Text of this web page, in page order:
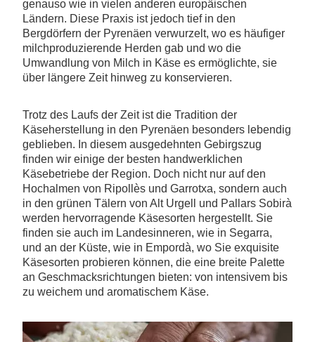
genauso wie in vielen anderen europäischen
Ländern. Diese Praxis ist jedoch tief in den
Bergdörfern der Pyrenäen verwurzelt, wo es häufiger
milchproduzierende Herden gab und wo die
Umwandlung von Milch in Käse es ermöglichte, sie
über längere Zeit hinweg zu konservieren.
Trotz des Laufs der Zeit ist die Tradition der
Käseherstellung in den Pyrenäen besonders lebendig
geblieben. In diesem ausgedehnten Gebirgszug
finden wir einige der besten handwerklichen
Käsebetriebe der Region. Doch nicht nur auf den
Hochalmen von Ripollès und Garrotxa, sondern auch
in den grünen Tälern von Alt Urgell und Pallars Sobirà
werden hervorragende Käsesorten hergestellt. Sie
finden sie auch im Landesinneren, wie in Segarra,
und an der Küste, wie in Empordà, wo Sie exquisite
Käsesorten probieren können, die eine breite Palette
an Geschmacksrichtungen bieten: von intensivem bis
zu weichem und aromatischem Käse.